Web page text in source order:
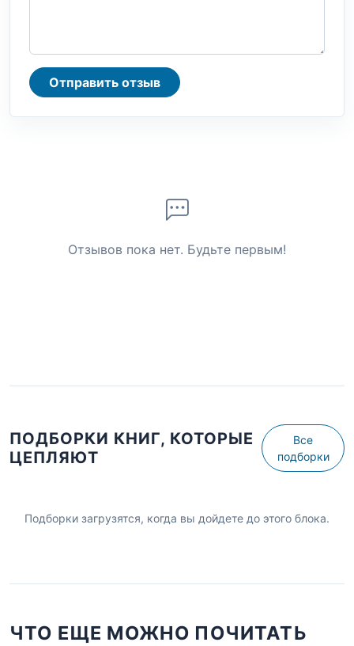
Отправить отзыв
Отзывов пока нет. Будьте первым!
ПОДБОРКИ КНИГ, КОТОРЫЕ
ЦЕПЛЯЮТ
Все
подборки
Подборки загрузятся, когда вы дойдете до этого блока.
ЧТО ЕЩЕ МОЖНО ПОЧИТАТЬ